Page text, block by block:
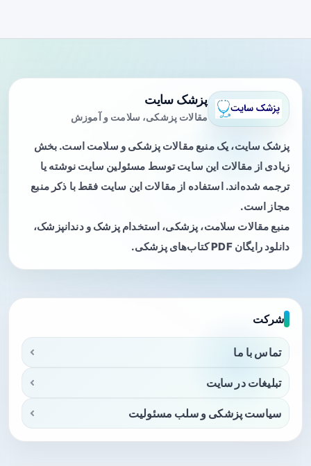
پزشک سایت
مقالات پزشکی، سلامت و آموزش
پزشک سایت، یک منبع مقالات پزشکی و سلامت است. بخش
زیادی از مقالات این سایت توسط مسئولین سایت نوشته یا
ترجمه شده‌اند. استفاده از مقالات این سایت فقط با ذکر منبع
مجاز است.
منبع مقالات سلامت، پزشکی، استخدام پزشک و دندانپزشک،
دانلود رایگان PDF کتاب‌های پزشکی.
شرکت
تماس با ما
تبلیغات در سایت
سیاست پزشکی و سلب مسئولیت